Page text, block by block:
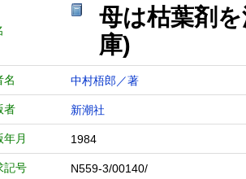
母は枯葉剤
庫)
名 中村梧郎／著
者 新潮社
年月 1984
記号 N559-3/00140/